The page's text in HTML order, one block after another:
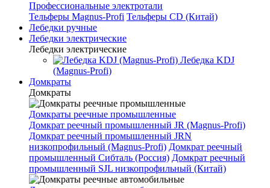
Профессиональные электротали
Тельферы Magnus-Profi Тельферы CD (Китай)
Лебедки ручные
Лебедки электрические
Лебедки электрические
Лебедка KDJ
(Magnus-Profi)
Домкраты
Домкраты
Домкраты реечные промышленные
Домкрат реечный промышленный JR (Magnus-Profi)
Домкрат реечный промышленный JRN
низкопрофильный (Magnus-Profi) Домкрат реечный
промышленный Сибталь (Россия) Домкрат реечный
промышленный SJL низкопрофильный (Китай)